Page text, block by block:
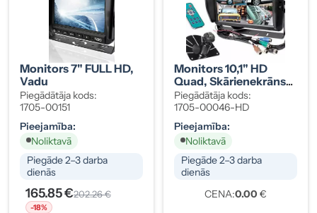
Monitors 7" FULL HD,
Vadu
Piegādātāja kods:
1705-00151
Pieejamība:
Noliktavā
Piegāde 2–3 darba
dienās
165.85 €202.26 €
-18%
Monitors 10,1" HD
Quad, Skārienekrāns
(3×4 KL.+1×5 KL.)
Piegādātāja kods:
1705-00046-HD
Pieejamība:
Noliktavā
Piegāde 2–3 darba
dienās
CENA:0.00 €